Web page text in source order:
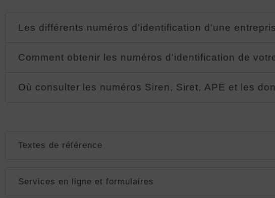
Les différents numéros d'identification d'une
Comment obtenir les numéros d'identification de
Où consulter les numéros Siren, Siret, APE et les
Textes de référence
Services en ligne et formulaires